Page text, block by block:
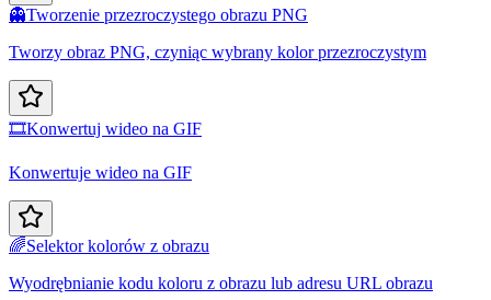
👻Tworzenie przezroczystego obrazu PNG
Tworzy obraz PNG, czyniąc wybrany kolor przezroczystym
🎞️Konwertuj wideo na GIF
Konwertuje wideo na GIF
🌈Selektor kolorów z obrazu
Wyodrębnianie kodu koloru z obrazu lub adresu URL obrazu